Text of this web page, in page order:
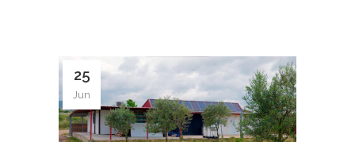
25
Jun